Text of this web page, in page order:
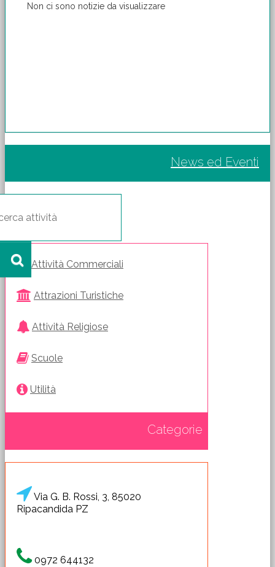
Non ci sono notizie da visualizzare
News ed Eventi
Attività Commerciali
Attrazioni Turistiche
Attività Religiose
Scuole
Utilità
Categorie
Via G. B. Rossi, 3, 85020
Ripacandida PZ
0972 644132